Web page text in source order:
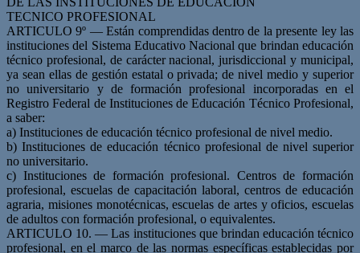
TECNICO PROFESIONAL
ARTICULO 9º — Están comprendidas dentro de la presente ley las
instituciones del Sistema Educativo Nacional que brindan educación
técnico profesional, de carácter nacional, jurisdiccional y municipal,
ya sean ellas de gestión estatal o privada; de nivel medio y superior
no universitario y de formación profesional incorporadas en el
Registro Federal de Instituciones de Educación Técnico Profesional,
a saber:
a) Instituciones de educación técnico profesional de nivel medio.
b) Instituciones de educación técnico profesional de nivel superior
no universitario.
c) Instituciones de formación profesional. Centros de formación
profesional, escuelas de capacitación laboral, centros de educación
agraria, misiones monotécnicas, escuelas de artes y oficios, escuelas
de adultos con formación profesional, o equivalentes.
ARTICULO 10. — Las instituciones que brindan educación técnico
profesional, en el marco de las normas específicas establecidas por